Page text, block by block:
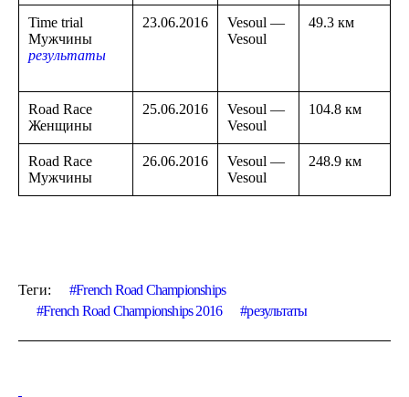
Time trial
Мужчины
результаты
23.06.2016
Vesoul —
Vesoul
49.3 км
Road Race
Женщины
25.06.2016
Vesoul —
Vesoul
104.8 км
Road Race
Мужчины
26.06.2016
Vesoul —
Vesoul
248.9 км
Теги:
French Road Championships
French Road Championships 2016
результаты